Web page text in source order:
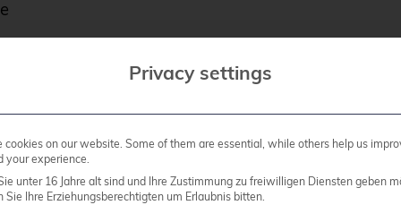
Privacy settings
cookies on our website. Some of them are essential, while others help us
your experience.
unter 16 Jahre alt sind und Ihre Zustimmung zu freiwilligen Diensten geben
Sie Ihre Erziehungsberechtigten um Erlaubnis bitten.